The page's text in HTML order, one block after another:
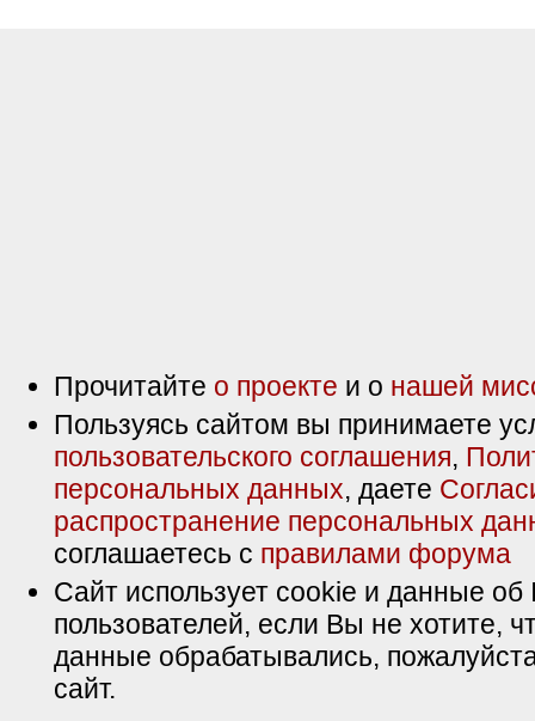
Прочитайте о проекте и о нашей
Пользуясь сайтом вы принимаете
пользовательского соглашения,
персональных данных, даете
распространение персональных
соглашаетесь с правилами форума
Сайт использует cookie и данные об
пользователей, если Вы не хотите,
данные обрабатывались,
сайт.